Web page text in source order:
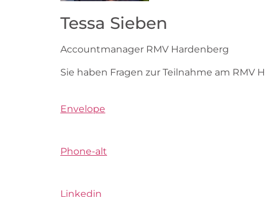
Tessa Sieben
Accountmanager RMV Hardenberg
Sie haben Fragen zur Teilnahme am RMV
Envelope
Phone-alt
Linkedin